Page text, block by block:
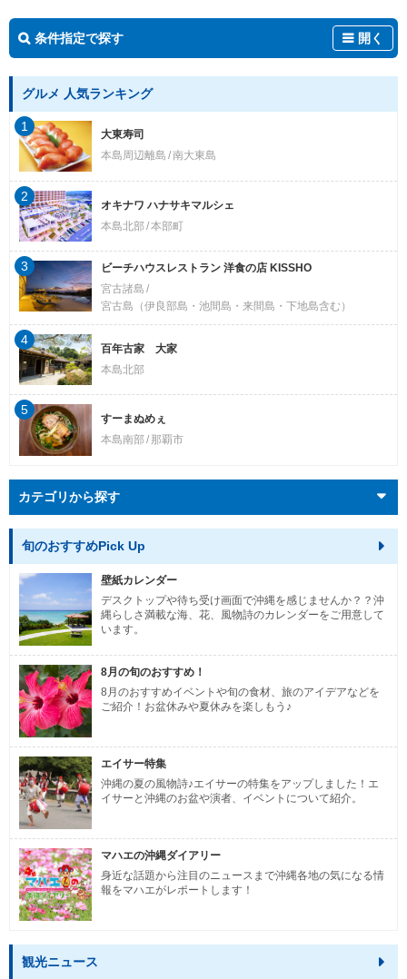
条件指定で探す 開く
グルメ 人気ランキング
大東寿司
本島周辺離島 南大東島
1
オキナワ ハナサキマルシェ
本島北部 本部町
2
ビーチハウスレストラン 洋食の店 KISSHO
宮古諸島
宮古島（伊良部島・池間島・来間島・下地島含む）
3
百年古家 大家
本島北部
4
すーまぬめぇ
本島南部
那覇市
5
カテゴリから探す
旬のおすすめPick Up
壁紙カレンダー
デスクトップや待ち受け画面で沖縄を感じませんか？？沖
縄らしさ満載な海、花、風物詩のカレンダーをご用意して
います。
8月の旬のおすすめ！
8月のおすすめイベントや旬の食材、旅のアイデアなどを
ご紹介！お盆休みや夏休みを楽しもう♪
エイサー特集
沖縄の夏の風物詩♪エイサーの特集をアップしました！エ
イサーと沖縄のお盆や演者、イベントについて紹介。
マハエの沖縄ダイアリー
身近な話題から注目のニュースまで沖縄各地の気になる情
報をマハエがレポートします！
観光ニュース